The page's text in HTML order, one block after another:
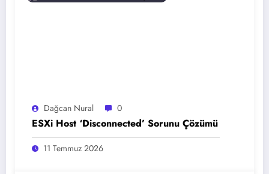
Dağcan Nural 0
ESXi Host ‘Disconnected’ Sorunu Çözümü
11 Temmuz 2026